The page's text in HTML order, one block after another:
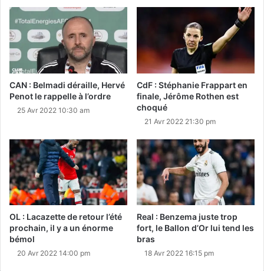
CAN : Belmadi déraille, Hervé
Penot le rappelle à l’ordre
25 Avr 2022 10:30 am
CdF : Stéphanie Frappart en
finale, Jérôme Rothen est
choqué
21 Avr 2022 21:30 pm
OL : Lacazette de retour l’été
prochain, il y a un énorme
bémol
20 Avr 2022 14:00 pm
Real : Benzema juste trop
fort, le Ballon d’Or lui tend les
bras
18 Avr 2022 16:15 pm